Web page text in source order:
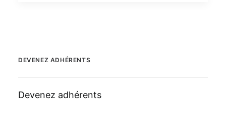
DEVENEZ ADHÉRENTS
Devenez adhérents